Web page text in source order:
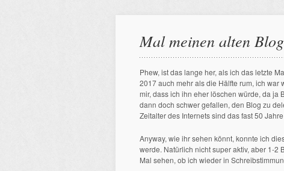
Mal meinen alten
Phew, ist das lange her, als ich das letzte
2017 auch mehr als die Hälfte rum, ich war
mir, dass ich ihn eher löschen würde, da ja
dann doch schwer gefallen, den Blog zu
Zeitalter des Internets sind das fast 50 Jahre
Anyway, wie ihr sehen könnt, konnte ich
werde. Natürlich nicht super aktiv, aber 1-2
Mal sehen, ob ich wieder in